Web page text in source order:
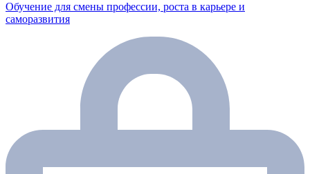
Обучение для смены профессии, роста в карьере и
саморазвития